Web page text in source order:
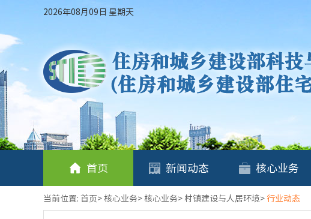
2026年08月09日 星期天
首页 新闻动态 核心业务
当前位置: 首页>核心业务>核心业务>村镇建设与人居环境>行业动态